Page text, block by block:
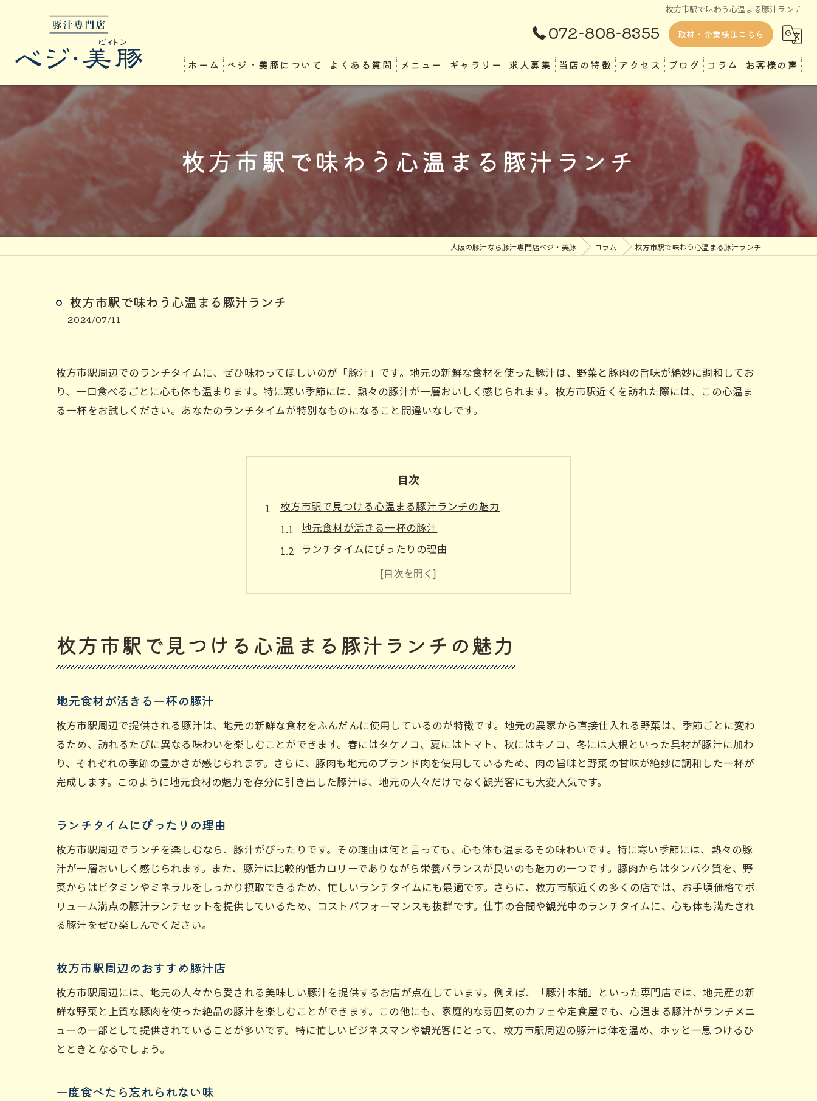
枚方市駅で味わう心温まる豚汁ランチ
072-808-8355 取材・企業様はこちら
ホーム ベジ・美豚について よくある質問 メニュー ギャラリー 求人募集 当店の特徴
テイクアウト
専門店
定食
アクセス ブログ コラム お客様の声
枚方市駅で味わう心温まる豚汁ランチ
大阪の豚汁なら豚汁専門店ベジ・美豚 コラム 枚方市駅で味わう心温まる豚汁ランチ
枚方市駅で味わう心温まる豚汁ランチ
2024/07/11
枚方市駅周辺でのランチタイムに、ぜひ味わってほしいのが「豚汁」です。地元の新鮮な食材を使った豚汁は、野菜と豚肉の旨味が絶妙に調和してお
り、一口食べるごとに心も体も温まります。特に寒い季節には、熱々の豚汁が一層おいしく感じられます。枚方市駅近くを訪れた際には、この心温ま
る一杯をお試しください。あなたのランチタイムが特別なものになること間違いなしです。
目次
枚方市駅で見つける心温まる豚汁ランチの魅力
地元食材が活きる一杯の豚汁
ランチタイムにぴったりの理由
枚方市駅周辺のおすすめ豚汁店
一度食べたら忘れられない味
豚肉と野菜の絶妙なバランス
ランチタイムにピッタリ枚方市駅周辺の美味しい豚汁
豚汁が人気の理由とは？
ランチタイムを特別にするポイント
豚汁ランチを楽しむコツ
枚方市駅周辺のランチスポット紹介
地元で採れた野菜の美味しさ
豚肉の旨味が引き立つレシピ
新鮮食材がもたらす健康効果
地元産食材の魅力に迫る
熱々の豚汁でリフレッシュ
冬にぴったりのランチメニュー
心温まる豚汁で元気をチャージ
枚方市駅で見つける心温まる豚汁ランチの魅力
地元食材が活きる一杯の豚汁
枚方市駅周辺で提供される豚汁は、地元の新鮮な食材をふんだんに使用しているのが特徴です。地元の農家から直接仕入れる野菜は、季節ごとに変わ
るため、訪れるたびに異なる味わいを楽しむことができます。春にはタケノコ、夏にはトマト、秋にはキノコ、冬には大根といった具材が豚汁に加わ
り、それぞれの季節の豊かさが感じられます。さらに、豚肉も地元のブランド肉を使用しているため、肉の旨味と野菜の甘味が絶妙に調和した一杯が
完成します。このように地元食材の魅力を存分に引き出した豚汁は、地元の人々だけでなく観光客にも大変人気です。
ランチタイムにぴったりの理由
枚方市駅周辺でランチを楽しむなら、豚汁がぴったりです。その理由は何と言っても、心も体も温まるその味わいです。特に寒い季節には、熱々の豚
汁が一層おいしく感じられます。また、豚汁は比較的低カロリーでありながら栄養バランスが良いのも魅力の一つです。豚肉からはタンパク質を、野
菜からはビタミンやミネラルをしっかり摂取できるため、忙しいランチタイムにも最適です。さらに、枚方市駅近くの多くの店では、お手頃価格でボ
リューム満点の豚汁ランチセットを提供しているため、コストパフォーマンスも抜群です。仕事の合間や観光中のランチタイムに、心も体も満たされ
る豚汁をぜひ楽しんでください。
枚方市駅周辺のおすすめ豚汁店
枚方市駅周辺には、地元の人々から愛される美味しい豚汁を提供するお店が点在しています。例えば、「豚汁本舗」といった専門店では、地元産の新
鮮な野菜と上質な豚肉を使った絶品の豚汁を楽しむことができます。この他にも、家庭的な雰囲気のカフェや定食屋でも、心温まる豚汁がランチメニ
ューの一部として提供されていることが多いです。特に忙しいビジネスマンや観光客にとって、枚方市駅周辺の豚汁は体を温め、ホッと一息つけるひ
とときとなるでしょう。
一度食べたら忘れられない味